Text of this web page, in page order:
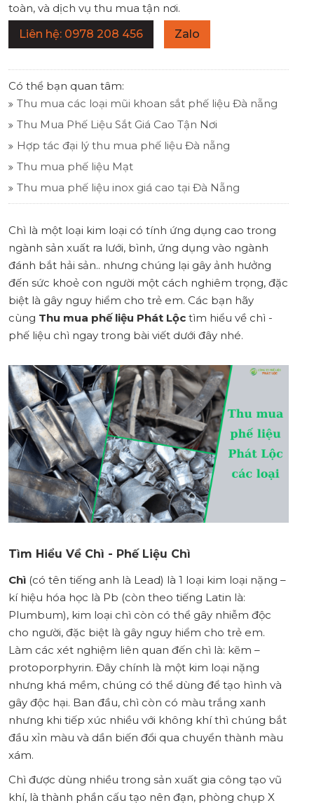
toàn, và dịch vụ thu mua tận nơi.
Liên hệ: 0978 208 456
Zalo
Có thể bạn quan tâm:
Thu mua các loại mũi khoan sắt phế liệu Đà nẵng
Thu Mua Phế Liệu Sắt Giá Cao Tận Nơi
Hợp tác đại lý thu mua phế liệu Đà nẵng
Thu mua phế liệu Mạt
Thu mua phế liệu inox giá cao tại Đà Nẵng
Chì là một loại kim loại có tính ứng dụng cao trong
ngành sản xuất ra lưới, bình, ứng dụng vào ngành
đánh bắt hải sản.. nhưng chúng lại gây ảnh hưởng
đến sức khoẻ con người một cách nghiêm trọng, đặc
biệt là gây nguy hiểm cho trẻ em. Các bạn hãy
cùng Thu mua phế liệu Phát Lộc tìm hiểu về chì -
phế liệu chì ngay trong bài viết dưới đây nhé.
Tìm Hiểu Về Chì - Phế Liệu Chì
Chì (có tên tiếng anh là Lead) là 1 loại kim loại nặng –
kí hiệu hóa học là Pb (còn theo tiếng Latin là:
Plumbum), kim loại chì còn có thể gây nhiễm độc
cho người, đặc biệt là gây nguy hiểm cho trẻ em.
Làm các xét nghiệm liên quan đến chì là: kẽm –
protoporphyrin. Đây chính là một kim loại nặng
nhưng khá mềm, chúng có thể dùng để tạo hình và
gây độc hại. Ban đầu, chì còn có màu trắng xanh
nhưng khi tiếp xúc nhiều với không khí thì chúng bắt
đầu xỉn màu và dần biến đổi qua chuyển thành màu
xám.
Chì được dùng nhiều trong sản xuất gia công tạo vũ
khí, là thành phần cấu tạo nên đạn, phòng chụp X